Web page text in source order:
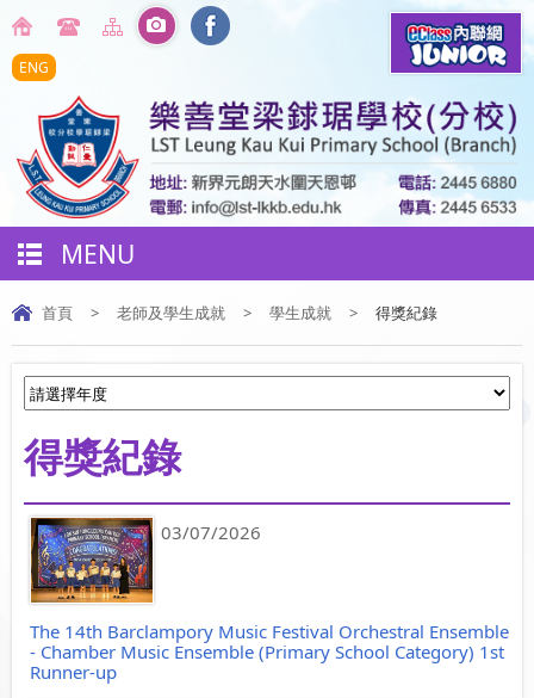
ENG
MENU
首頁 > 老師及學生成就 > 學生成就 > 得獎紀錄
得獎紀錄
03/07/2026
The 14th Barclampory Music Festival Orchestral Ensemble
- Chamber Music Ensemble (Primary School Category) 1st
Runner-up